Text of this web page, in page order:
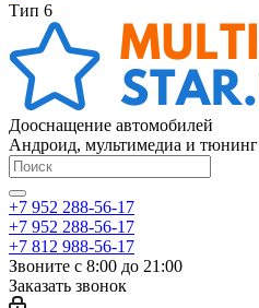
Тип 6
Дооснащение автомобилей
Андроид, мультимедиа и тюнинг
+7 952 288-56-17
+7 952 288-56-17
+7 812 988-56-17
Звоните с 8:00 до 21:00
Заказать звонок